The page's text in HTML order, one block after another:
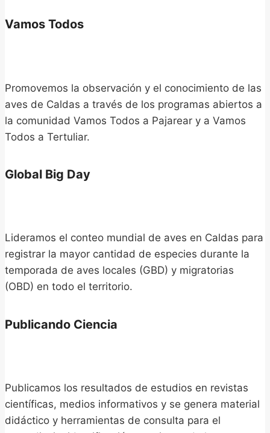
Vamos Todos
Promovemos la observación y el conocimiento de las
aves de Caldas a través de los programas abiertos a
la comunidad Vamos Todos a Pajarear y a Vamos
Todos a Tertuliar.
Global Big Day
Lideramos el conteo mundial de aves en Caldas para
registrar la mayor cantidad de especies durante la
temporada de aves locales (GBD) y migratorias
(OBD) en todo el territorio.
Publicando Ciencia
Publicamos los resultados de estudios en revistas
científicas, medios informativos y se genera material
didáctico y herramientas de consulta para el